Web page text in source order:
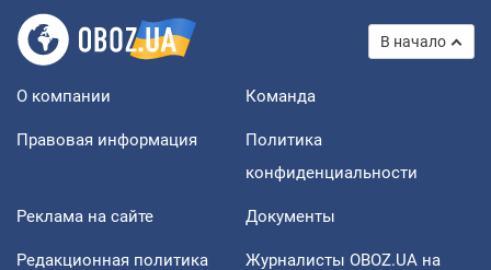
В начало
О компании Команда
Правовая информация
Политика
конфиденциальности
Реклама на сайте Документы
Редакционная политика
Журналисты OBOZ.UA на